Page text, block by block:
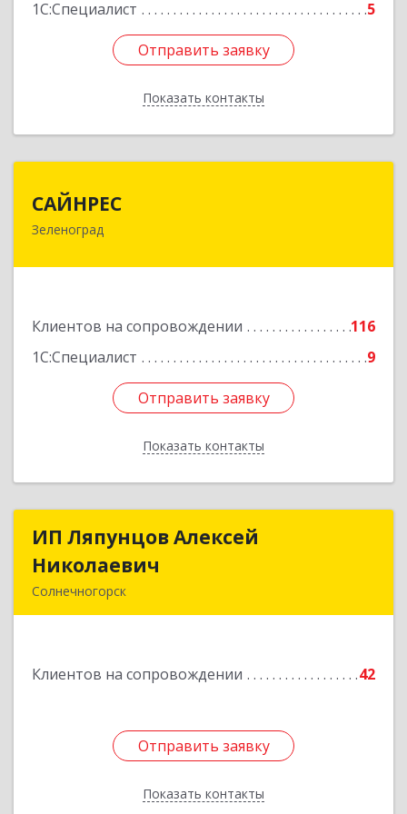
1С:Специалист 5
Отправить заявку
Показать контакты
Отправить заявку
Назад
САЙНРЕС
Зеленоград
Клиентов на сопровождении
116
1С:Специалист
9
Отправить заявку
Показать контакты
124365, Москва г, Зеленоград г, корпус 2307А,
Отправить заявку
Назад
ИП Ляпунцов Алексей
Николаевич
Солнечногорск
Клиентов на сопровождении 42
Отправить заявку
Показать контакты
ИП Ляпунцов Алексей
Отправить заявку
Назад